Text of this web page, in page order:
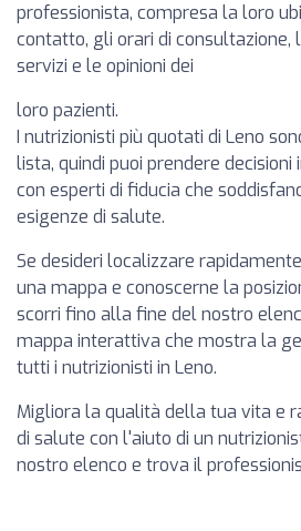
professionista, compresa la loro
contatto, gli orari di consultazione,
servizi e le opinioni dei
loro pazienti.
I nutrizionisti più quotati di Leno
lista, quindi puoi prendere
con esperti di fiducia che
esigenze di salute.
Se desideri localizzare
una mappa e conoscerne la
scorri fino alla fine del nostro
mappa interattiva che mostra la
tutti i nutrizionisti in Leno.
Migliora la qualità della tua vita e
di salute con l'aiuto di un
nostro elenco e trova il